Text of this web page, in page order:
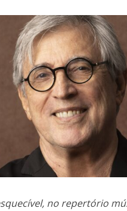
no repertório